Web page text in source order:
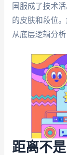
国服成了技术
的皮肤和段位
从底层逻辑分
距离不